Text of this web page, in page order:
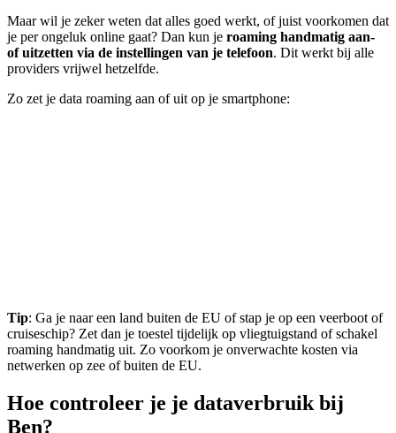
Maar wil je zeker weten dat alles goed werkt, of juist voorkomen dat
je per ongeluk online gaat? Dan kun je roaming handmatig aan-
of uitzetten via de instellingen van je telefoon. Dit werkt bij alle
providers vrijwel hetzelfde.
Zo zet je data roaming aan of uit op je smartphone:
Tip: Ga je naar een land buiten de EU of stap je op een veerboot of
cruiseschip? Zet dan je toestel tijdelijk op vliegtuigstand of schakel
roaming handmatig uit. Zo voorkom je onverwachte kosten via
netwerken op zee of buiten de EU.
Hoe controleer je je dataverbruik bij
Ben?